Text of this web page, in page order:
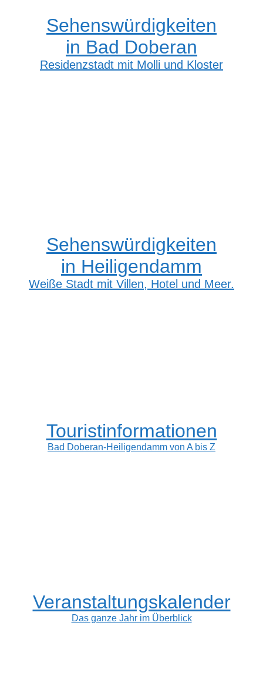
Sehenswürdigkeiten
in Bad Doberan
Residenzstadt mit Molli und Kloster
Sehenswürdigkeiten
in Heiligendamm
Weiße Stadt mit Villen, Hotel und Meer.
Touristinformationen
Bad Doberan-Heiligendamm von A bis Z
Veranstaltungskalender
Das ganze Jahr im Überblick